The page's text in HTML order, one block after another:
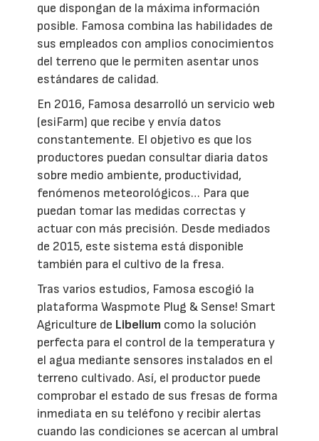
que dispongan de la máxima información
posible. Famosa combina las habilidades de
sus empleados con amplios conocimientos
del terreno que le permiten asentar unos
estándares de calidad.
En 2016, Famosa desarrolló un servicio web
(esiFarm) que recibe y envía datos
constantemente. El objetivo es que los
productores puedan consultar diaria datos
sobre medio ambiente, productividad,
fenómenos meteorológicos… Para que
puedan tomar las medidas correctas y
actuar con más precisión. Desde mediados
de 2015, este sistema está disponible
también para el cultivo de la fresa.
Tras varios estudios, Famosa escogió la
plataforma Waspmote Plug & Sense! Smart
Agriculture de Libelium como la solución
perfecta para el control de la temperatura y
el agua mediante sensores instalados en el
terreno cultivado. Así, el productor puede
comprobar el estado de sus fresas de forma
inmediata en su teléfono y recibir alertas
cuando las condiciones se acercan al umbral